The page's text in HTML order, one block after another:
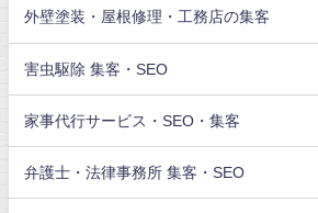
外壁塗装・屋根修理・工務店の集客
害虫駆除 集客・SEO
家事代行サービス・SEO・集客
弁護士・法律事務所 集客・SEO